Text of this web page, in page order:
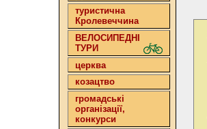
туристична
Кролевеччина
ВЕЛОСИПЕДНІ
ТУРИ
церква
козацтво
громадські
організації,
конкурси